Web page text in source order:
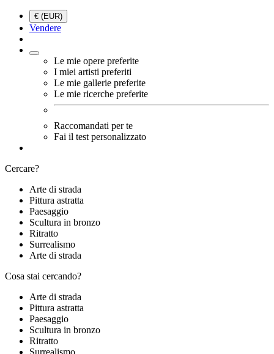
€ (EUR)
Vendere
Le mie opere preferite
I miei artisti preferiti
Le mie gallerie preferite
Le mie ricerche preferite
Raccomandati per te
Fai il test personalizzato
Cercare?
Arte di strada
Pittura astratta
Paesaggio
Scultura in bronzo
Ritratto
Surrealismo
Arte di strada
Cosa stai cercando?
Arte di strada
Pittura astratta
Paesaggio
Scultura in bronzo
Ritratto
Surrealismo